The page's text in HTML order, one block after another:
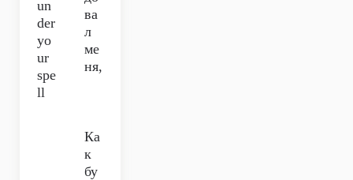
un
der
yo
ur
spe
ll
ва
л
ме
ня,
Ка
к
бу